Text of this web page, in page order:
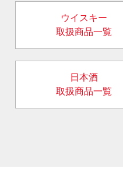
ウイスキー
取扱商品一覧
日本酒
取扱商品一覧